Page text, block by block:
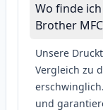
Wo finde
Brother
Unsere
Vergleich zu
und